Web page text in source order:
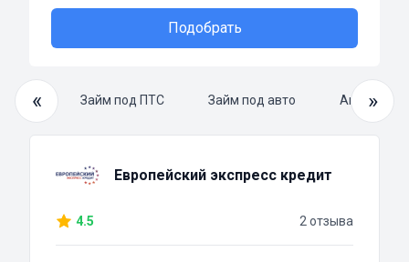
Подобрать
«
займ Займ под ПТС Займ под авто »
Европейский экспресс кредит
4.5 2 отзыва